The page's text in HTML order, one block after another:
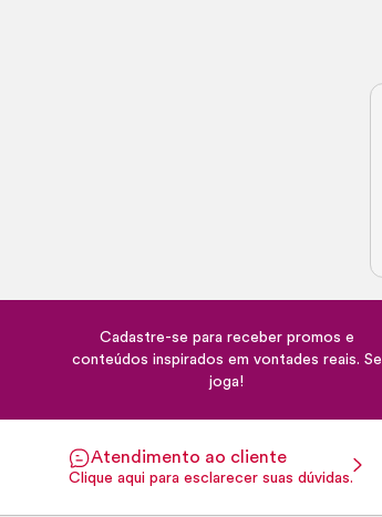
Cadastre-se para receber promos e
conteúdos inspirados em vontades reais. Se
joga!
Atendimento ao cliente
Clique aqui para esclarecer suas dúvidas.